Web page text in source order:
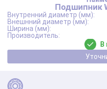
Подшипник
В